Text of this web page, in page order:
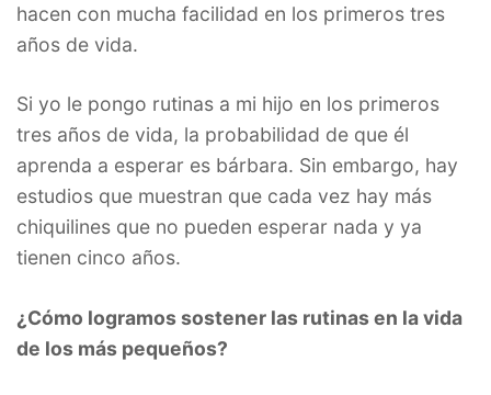
hacen con mucha facilidad en los primeros tres
años de vida.
Si yo le pongo rutinas a mi hijo en los primeros
tres años de vida, la probabilidad de que él
aprenda a esperar es bárbara. Sin embargo, hay
estudios que muestran que cada vez hay más
chiquilines que no pueden esperar nada y ya
tienen cinco años.
¿Cómo logramos sostener las rutinas en la vida
de los más pequeños?